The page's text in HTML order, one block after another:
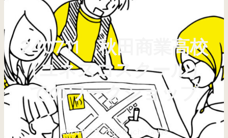
240711 秋田商業高校
（ユネスコスクール）
でのワークショップ
2024年7月11日| kikuchi-tadao